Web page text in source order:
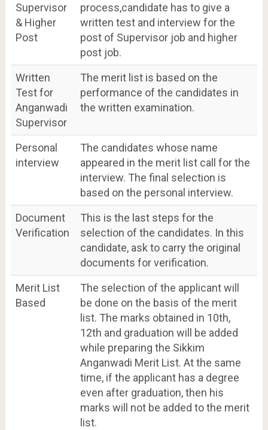
Supervisor
& Higher
Post
process,candidate has to give a
written test and interview for the
post of Supervisor job and higher
post job.
Written
Test for
Anganwadi
Supervisor
The merit list is based on the
performance of the candidates in
the written examination.
Personal
interview
The candidates whose name
appeared in the merit list call for the
interview. The final selection is
based on the personal interview.
Document
Verification
This is the last steps for the
selection of the candidates. In this
candidate, ask to carry the original
documents for verification.
Merit List
Based
The selection of the applicant will
be done on the basis of the merit
list. The marks obtained in 10th,
12th and graduation will be added
while preparing the Sikkim
Anganwadi Merit List. At the same
time, if the applicant has a degree
even after graduation, then his
marks will not be added to the merit
list.